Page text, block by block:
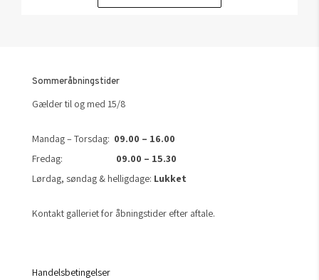
Sommeråbningstider
Gælder til og med 15/8
Mandag – Torsdag: 09.00 – 16.00
Fredag: 09.00 – 15.30
Lørdag, søndag & helligdage: Lukket
Kontakt galleriet for åbningstider efter aftale.
Handelsbetingelser